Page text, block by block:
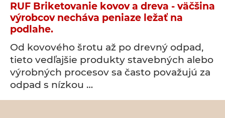
RUF Briketovanie kovov a dreva - väčšina
výrobcov necháva peniaze ležať na
podlahe.
Od kovového šrotu až po drevný odpad,
tieto vedľajšie produkty stavebných alebo
výrobných procesov sa často považujú za
odpad s nízkou …